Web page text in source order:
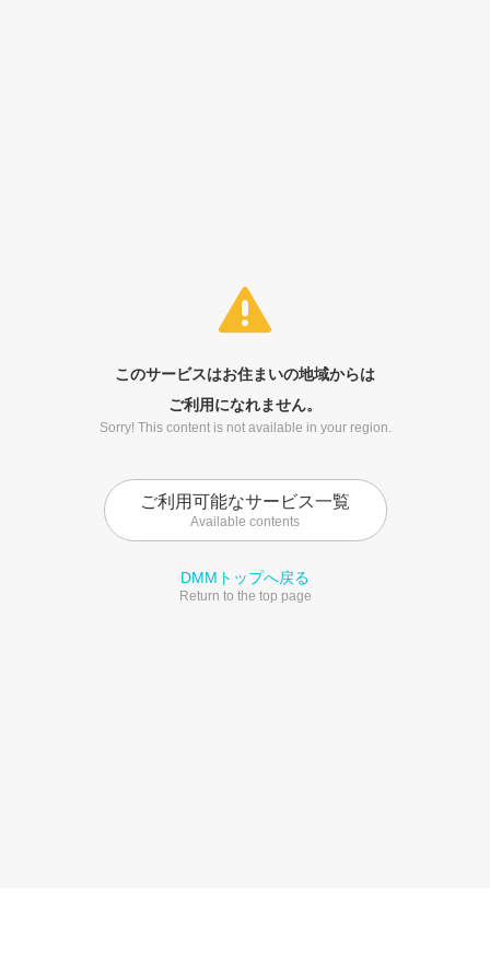
このサービスはお住まいの地域からは
ご利用になれません。
Sorry! This content is not available in your region.
ご利用可能なサービス一覧
Available contents
DMMトップへ戻る
Return to the top page